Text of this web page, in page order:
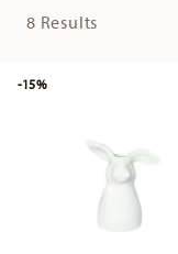
8 Results
-15%